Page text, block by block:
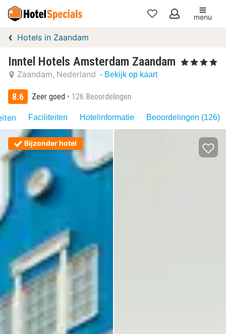
Mijn
menu
Hotels in Zaandam
Inntel Hotels Amsterdam Zaandam , 4 Sterren
Zaandam Nederland - Bekijk op kaart
8.6 Zeer goed 126 Beoordelingen
Faciliteiten Hotelinformatie Beoordelingen (126)
Bijzonder hotel